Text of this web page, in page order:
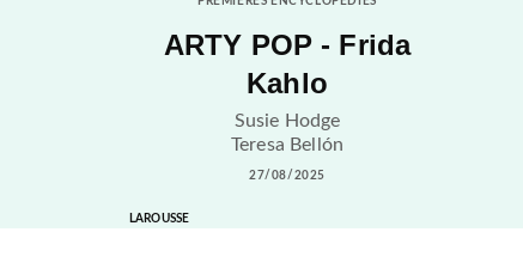
ARTY POP - Frida
Kahlo
Susie Hodge
Teresa Bellón
27/08/2025
LAROUSSE